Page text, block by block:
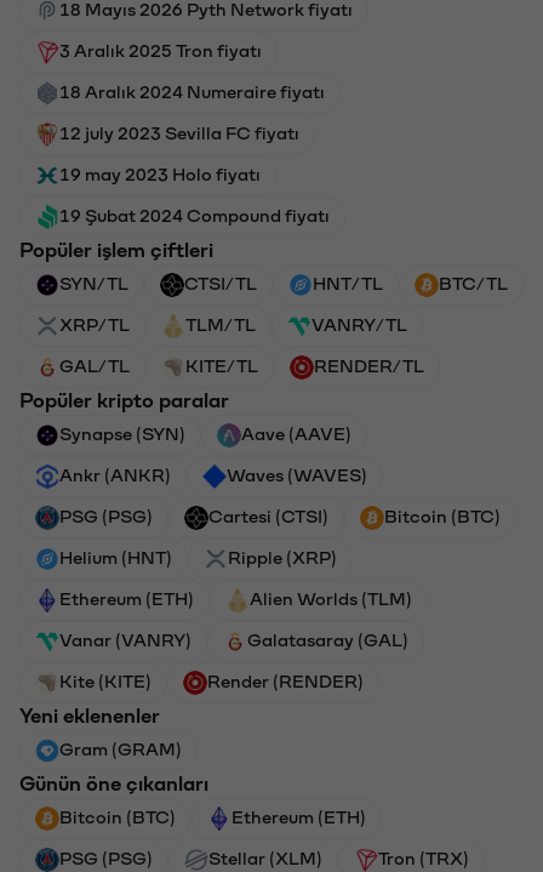
18 Mayıs 2026 Pyth Network fiyatı
3 Aralık 2025 Tron fiyatı
18 Aralık 2024 Numeraire fiyatı
12 july 2023 Sevilla FC fiyatı
19 may 2023 Holo fiyatı
19 Şubat 2024 Compound fiyatı
Popüler işlem çiftleri
SYN/TL CTSI/TL HNT/TL BTC/TL
XRP/TL TLM/TL VANRY/TL
GAL/TL KITE/TL RENDER/TL
Popüler kripto paralar
Synapse (SYN) Aave (AAVE)
Ankr (ANKR) Waves (WAVES)
PSG (PSG) Cartesi (CTSI) Bitcoin (BTC)
Helium (HNT) Ripple (XRP)
Ethereum (ETH) Alien Worlds (TLM)
Vanar (VANRY) Galatasaray (GAL)
Kite (KITE) Render (RENDER)
Yeni eklenenler
Gram (GRAM)
Günün öne çıkanları
Bitcoin (BTC) Ethereum (ETH)
PSG (PSG) Stellar (XLM) Tron (TRX)